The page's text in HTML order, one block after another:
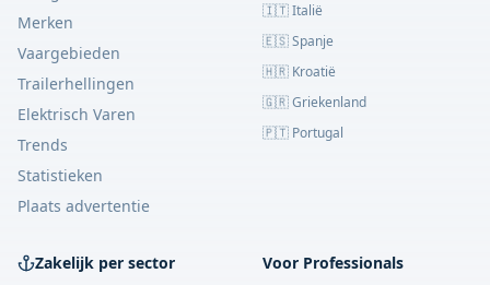
Merken
Vaargebieden
Trailerhellingen
Elektrisch Varen
Trends
Statistieken
Plaats advertentie
🇮🇹 Italië
🇪🇸 Spanje
🇭🇷 Kroatië
🇬🇷 Griekenland
🇵🇹 Portugal
Zakelijk per sector
Voor Professionals